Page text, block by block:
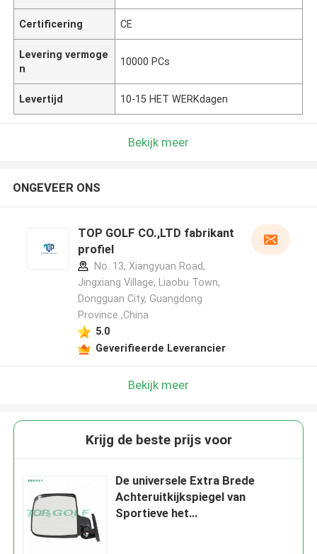
Certificering CE
Levering vermoge
n
10000 PCs
Levertijd 10-15 HET WERKdagen
Bekijk meer
ONGEVEER ONS
TOP GOLF CO.,LTD fabrikant
profiel
No. 13, Xiangyuan Road,
Jingxiang Village, Liaobu Town,
Dongguan City, Guangdong
Province ,China
5.0
Geverifieerde Leverancier
Bekijk meer
Krijg de beste prijs voor
De universele Extra Brede
Achteruitkijkspiegel van
Sportieve het